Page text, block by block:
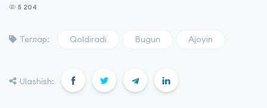
5 204
Теглар: Qoldiradi Bugun Ajoyin
Ulashish: